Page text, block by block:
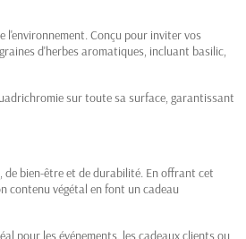
l'environnement. Conçu pour inviter vos
d'herbes aromatiques, incluant basilic,
sur toute sa surface, garantissant
bien-être et de durabilité. En offrant cet
contenu végétal en font un cadeau
pour les événements, les cadeaux clients ou